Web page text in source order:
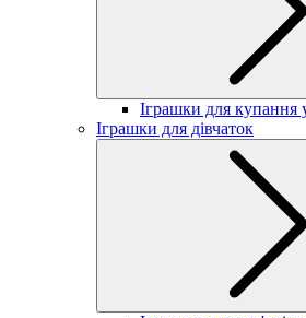
Іграшки для купання
Іграшки для дівчаток